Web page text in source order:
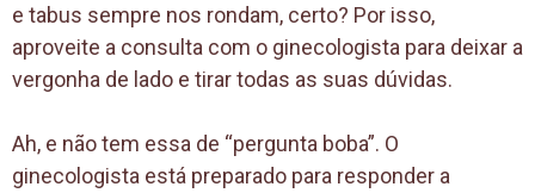
e tabus sempre nos rondam, certo? Por isso,
aproveite a consulta com o ginecologista para deixar a
vergonha de lado e tirar todas as suas dúvidas.
Ah, e não tem essa de “pergunta boba”. O
ginecologista está preparado para responder a